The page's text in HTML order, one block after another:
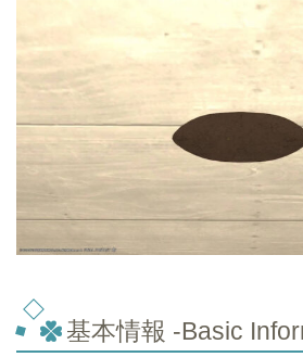
基本情報 -Basic